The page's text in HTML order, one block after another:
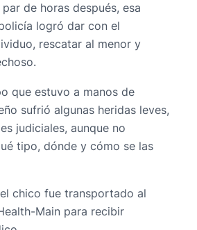
de horas después, esa
logró dar con el
rescatar al menor y
que estuvo a manos de
sufrió algunas heridas leves,
judiciales, aunque no
tipo, dónde y cómo se las
chico fue transportado al
Main para recibir